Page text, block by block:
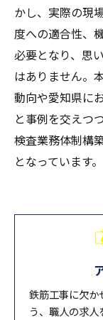
かし、実際の現
度への適合性、
必要となり、思
はありません。
動向や愛知県に
と事例を交えつ
検査業務体制構
となっています。
鉄筋工事に欠か
う、職人の求